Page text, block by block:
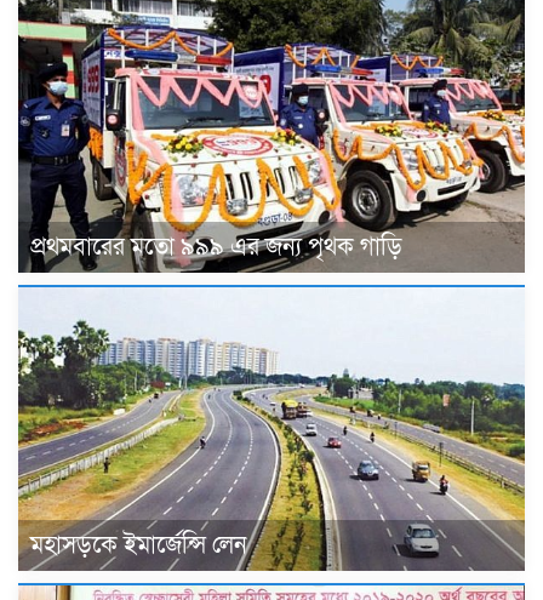
প্রথমবারের মতো ৯৯৯ এর জন্য পৃথক গাড়ি
মহাসড়কে ইমার্জেন্সি লেন